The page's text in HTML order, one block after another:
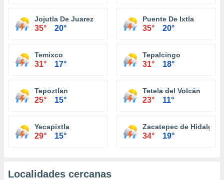
Jojutla De Juarez
35° 20°
Puente De Ixtla
35° 20°
Temixco
31° 17°
Tepalcingo
31° 18°
Tepoztlan
25° 15°
Tetela del Volcán
23° 11°
Yecapixtla
29° 15°
Zacatepec de Hidalgo
34° 19°
Localidades cercanas